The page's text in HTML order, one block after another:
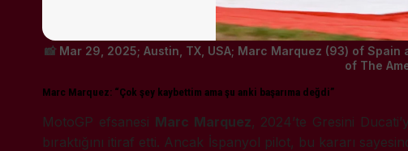
Mar 29, 2025; Austin, TX, USA; Marc Marquez (93) of
of The
Marc Marquez: “Çok şey kaybettim ama şu anki başarıma değdi”
MotoGP efsanesi Marc Marquez, 2024’te Gresini
bıraktığını itiraf etti. Ancak İspanyol pilot, bu kararı